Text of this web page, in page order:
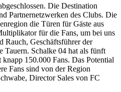
Die Destination
Partnernetzwerken des Clubs. Die
die Türen für Gäste aus
für die Fans, um bei uns
Rauch, Geschäftsführer der
Tauern. Schalke 04 hat als fünft
150.000 Fans. Das Potential
Fans sind von der Region
Director Sales von FC